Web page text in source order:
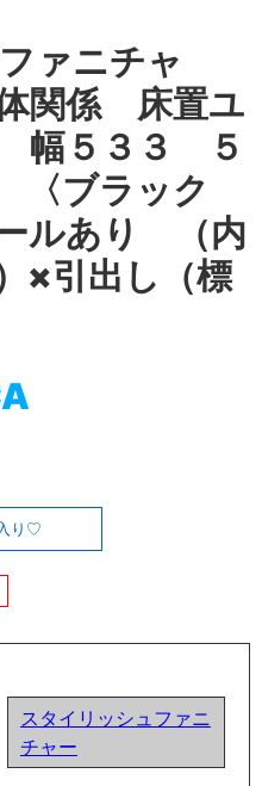
ァニチャ
関係 床置ユ
幅５３３ ５
ブラック
ルあり （内
×引出し（標
り
スタイリッシュファニ
チャー